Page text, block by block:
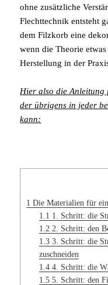
ohne zusätzliche
Flechttechnik entsteht
dem Filzkorb eine
wenn die Theorie
Herstellung in der
Hier also die Anleitung
der übrigens in jeder
kann:
1 Die Materialien für
1.1 1. Schritt: die
1.2 2. Schritt: den
1.33. Schritt: die
zuschneiden
1.44. Schritt: die
1.55. Schritt: den